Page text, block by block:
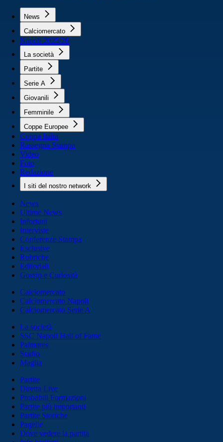
News
Calciomercato
Napoli 2025/26
La società
Partite
Serie A
Giovanili
Femminile
Coppe Europee
Coppa Italia
Rassegna Stampa
Video
Foto
Redazione
I siti del nostro network
News
Ultime News
Infortuni
Interviste
Conferenze Stampa
Esclusive
Rubriche
Editoriali
Gossip e Curiosità
Calciomercato
Calciomercato Napoli
Calciomercato Serie A
La società
SSC Napoli Hall of Fame
Palmares
Stadio
Maglia
Partite
Diretta Live
Probabili Formazioni
Partite più importanti
Partite Storiche
Pagelle
Dove vedere la partita